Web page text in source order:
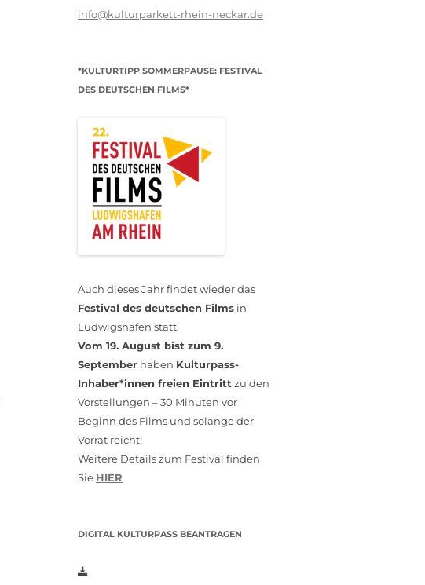
info@kulturparkett-rhein-neckar.de
*KULTURTIPP SOMMERPAUSE: FESTIVAL
DES DEUTSCHEN FILMS*
Auch dieses Jahr findet wieder das
Festival des deutschen Films in
Ludwigshafen statt.
Vom 19. August bist zum 9.
September haben Kulturpass-
Inhaber*innen freien Eintritt zu den
Vorstellungen – 30 Minuten vor
Beginn des Films und solange der
Vorrat reicht!
Weitere Details zum Festival finden
Sie HIER
DIGITAL KULTURPASS BEANTRAGEN